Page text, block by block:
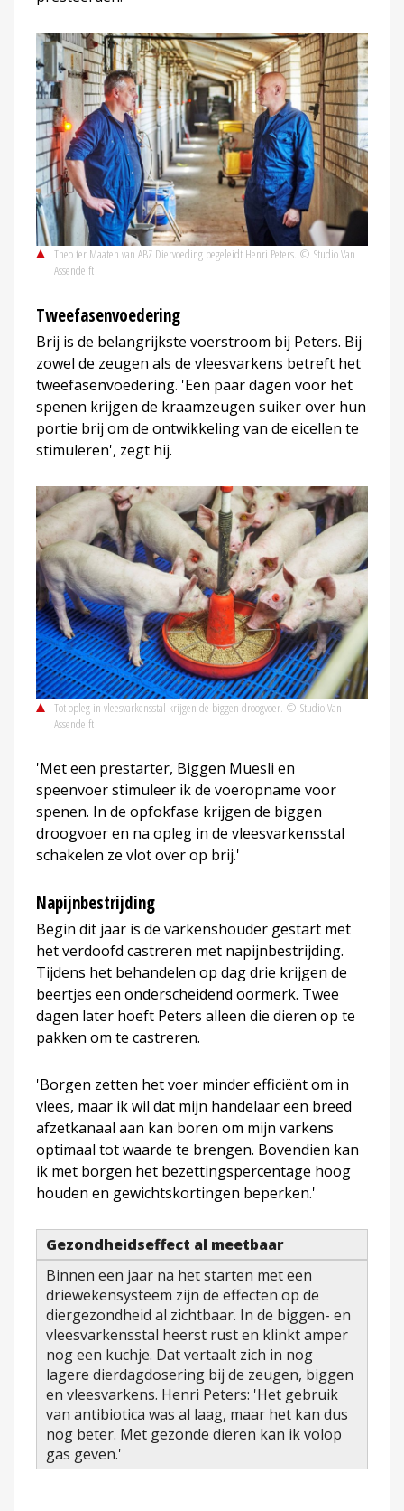
Theo ter Maaten van ABZ Diervoeding begeleidt Henri Peters. © Studio Van
Assendelft
Tweefasenvoedering
Brij is de belangrijkste voerstroom bij Peters. Bij
zowel de zeugen als de vleesvarkens betreft het
tweefasenvoedering. 'Een paar dagen voor het
spenen krijgen de kraamzeugen suiker over hun
portie brij om de ontwikkeling van de eicellen te
stimuleren', zegt hij.
Tot opleg in vleesvarkensstal krijgen de biggen droogvoer. © Studio Van
Assendelft
'Met een prestarter, Biggen Muesli en
speenvoer stimuleer ik de voeropname voor
spenen. In de opfokfase krijgen de biggen
droogvoer en na opleg in de vleesvarkensstal
schakelen ze vlot over op brij.'
Napijnbestrijding
Begin dit jaar is de varkenshouder gestart met
het verdoofd castreren met napijnbestrijding.
Tijdens het behandelen op dag drie krijgen de
beertjes een onderscheidend oormerk. Twee
dagen later hoeft Peters alleen die dieren op te
pakken om te castreren.
'Borgen zetten het voer minder efficiënt om in
vlees, maar ik wil dat mijn handelaar een breed
afzetkanaal aan kan boren om mijn varkens
optimaal tot waarde te brengen. Bovendien kan
ik met borgen het bezettingspercentage hoog
houden en gewichtskortingen beperken.'
Gezondheidseffect al meetbaar
Binnen een jaar na het starten met een
driewekensysteem zijn de effecten op de
diergezondheid al zichtbaar. In de biggen- en
vleesvarkensstal heerst rust en klinkt amper
nog een kuchje. Dat vertaalt zich in nog
lagere dierdagdosering bij de zeugen, biggen
en vleesvarkens. Henri Peters: 'Het gebruik
van antibiotica was al laag, maar het kan dus
nog beter. Met gezonde dieren kan ik volop
gas geven.'